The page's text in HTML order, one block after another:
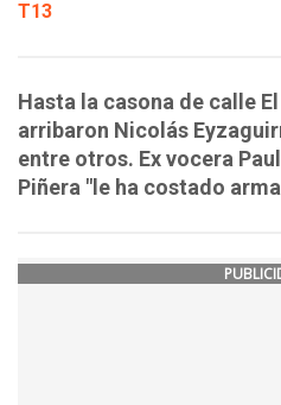
T13
Hasta la casona de calle
arribaron Nicolás
entre otros. Ex vocera
Piñera "le ha costado